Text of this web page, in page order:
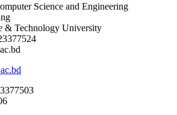
Science and Engineering
& Technology University